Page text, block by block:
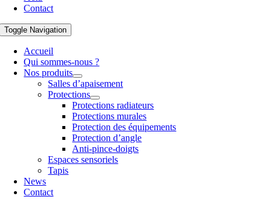
Contact
Toggle Navigation
Accueil
Qui sommes-nous ?
Nos produits
Salles d’apaisement
Protections
Protections radiateurs
Protections murales
Protection des équipements
Protection d’angle
Anti-pince-doigts
Espaces sensoriels
Tapis
News
Contact